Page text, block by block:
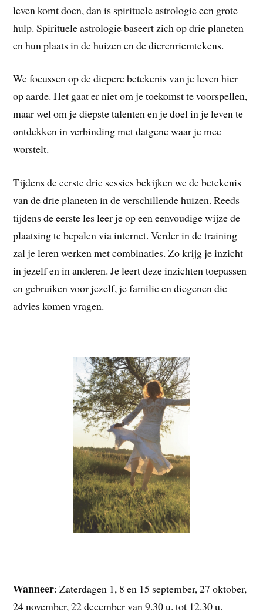
leven komt doen, dan is spirituele astrologie een grote
hulp. Spirituele astrologie baseert zich op drie planeten
en hun plaats in de huizen en de dierenriemtekens.
We focussen op de diepere betekenis van je leven hier
op aarde. Het gaat er niet om je toekomst te voorspellen,
maar wel om je diepste talenten en je doel in je leven te
ontdekken in verbinding met datgene waar je mee
worstelt.
Tijdens de eerste drie sessies bekijken we de betekenis
van de drie planeten in de verschillende huizen. Reeds
tijdens de eerste les leer je op een eenvoudige wijze de
plaatsing te bepalen via internet. Verder in de training
zal je leren werken met combinaties. Zo krijg je inzicht
in jezelf en in anderen. Je leert deze inzichten toepassen
en gebruiken voor jezelf, je familie en diegenen die
advies komen vragen.
Wanneer: Zaterdagen 1, 8 en 15 september, 27 oktober,
24 november, 22 december van 9.30 u. tot 12.30 u.